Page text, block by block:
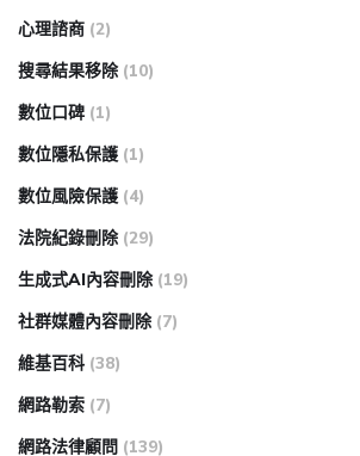
心理諮商 (2)
搜尋結果移除 (10)
數位口碑 (1)
數位隱私保護 (1)
數位風險保護 (4)
法院紀錄刪除 (29)
生成式AI內容刪除 (19)
社群媒體內容刪除 (7)
維基百科 (38)
網路勒索 (7)
網路法律顧問 (139)